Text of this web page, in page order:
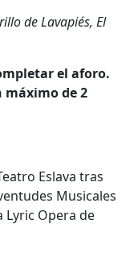
de Lavapiés, El
el aforo.
máximo de 2
Eslava tras
Musicales
Lyric Opera de